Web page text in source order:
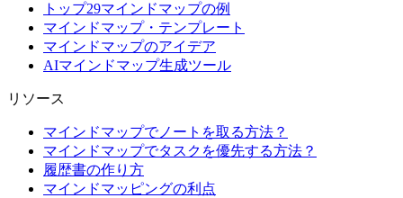
トップ29マインドマップの例
マインドマップ・テンプレート
マインドマップのアイデア
AIマインドマップ生成ツール
リソース
マインドマップでノートを取る方法？
マインドマップでタスクを優先する方法？
履歴書の作り方
マインドマッピングの利点